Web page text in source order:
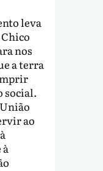
leva
nos
a terra
social.
ao